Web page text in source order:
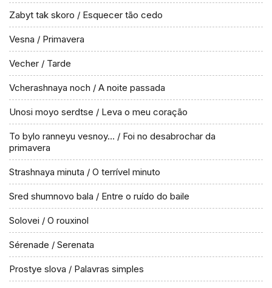
Zabyt tak skoro / Esquecer tão cedo
Vesna / Primavera
Vecher / Tarde
Vcherashnaya noch / A noite passada
Unosi moyo serdtse / Leva o meu coração
To bylo ranneyu vesnoy… / Foi no desabrochar da
primavera
Strashnaya minuta / O terrível minuto
Sred shumnovo bala / Entre o ruído do baile
Solovei / O rouxinol
Sérenade / Serenata
Prostye slova / Palavras simples